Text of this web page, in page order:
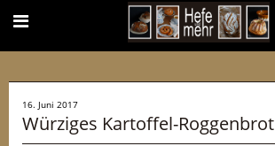
16. Juni 2017
Würziges Kartoffel-Roggenbrot